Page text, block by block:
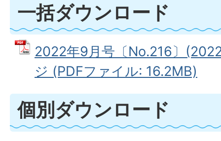
一括ダウンロード
2022年9月号〔No.216〕
ジ (PDFファイル: 16.2MB)
個別ダウンロード